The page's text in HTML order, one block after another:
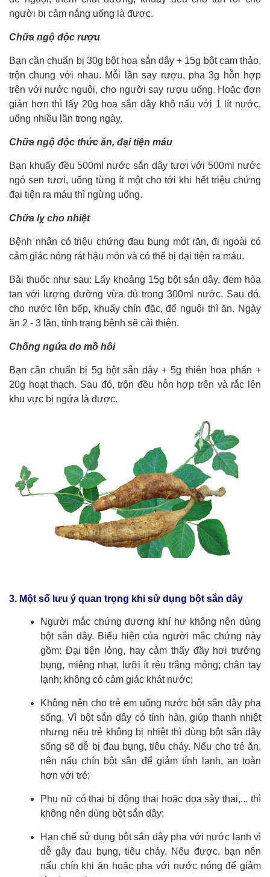
người bị cảm nắng uống là được.
Chữa ngộ độc rượu
Bạn cần chuẩn bị 30g bột hoa sắn dây + 15g bột cam thảo,
trộn chung với nhau. Mỗi lần say rượu, pha 3g hỗn hợp
trên với nước nguội, cho người say rượu uống. Hoặc đơn
giản hơn thì lấy 20g hoa sắn dây khô nấu với 1 lít nước,
uống nhiều lần trong ngày.
Chữa ngộ độc thức ăn, đại tiện máu
Bạn khuấy đều 500ml nước sắn dây tươi với 500ml nước
ngó sen tươi, uống từng ít một cho tới khi hết triệu chứng
đại tiện ra máu thì ngừng uống.
Chữa lỵ cho nhiệt
Bệnh nhân có triệu chứng đau bụng mót rặn, đi ngoài có
cảm giác nóng rát hậu môn và có thể bị đại tiện ra máu.
Bài thuốc như sau: Lấy khoảng 15g bột sắn dây, đem hòa
tan với lượng đường vừa đủ trong 300ml nước. Sau đó,
cho nước lên bếp, khuấy chín đặc, để nguội thì ăn. Ngày
ăn 2 - 3 lần, tình trạng bệnh sẽ cải thiện.
Chống ngứa do mồ hôi
Bạn cần chuẩn bị 5g bột sắn dây + 5g thiên hoa phấn +
20g hoạt thạch. Sau đó, trộn đều hỗn hợp trên và rắc lên
khu vực bị ngứa là được.
3. Một số lưu ý quan trọng khi sử dụng bột sắn dây
Người mắc chứng dương khí hư không nên dùng
bột sắn dây. Biểu hiện của người mắc chứng này
gồm: Đại tiện lỏng, hay cảm thấy đầy hơi trướng
bụng, miệng nhạt, lưỡi ít rêu trắng mỏng; chân tay
lạnh; không có cảm giác khát nước;
Không nên cho trẻ em uống nước bột sắn dây pha
sống. Vì bột sắn dây có tính hàn, giúp thanh nhiệt
nhưng nếu trẻ không bị nhiệt thì dùng bột sắn dây
sống sẽ dễ bị đau bụng, tiêu chảy. Nếu cho trẻ ăn,
nên nấu chín bột sắn để giảm tính lạnh, an toàn
hơn với trẻ;
Phụ nữ có thai bị động thai hoặc dọa sảy thai,... thì
không nên dùng bột sắn dây;
Hạn chế sử dụng bột sắn dây pha với nước lạnh vì
dễ gây đau bụng, tiêu chảy. Nếu được, bạn nên
nấu chín khi ăn hoặc pha với nước nóng để giảm